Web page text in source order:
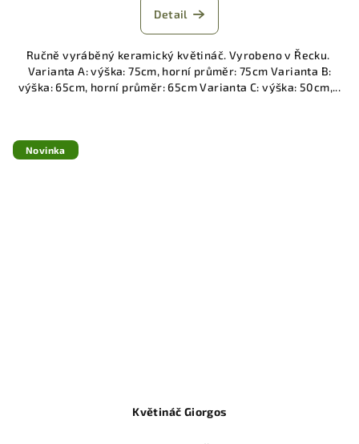
Detail
Ručně vyráběný keramický květináč. Vyrobeno v Řecku.
Varianta A: výška: 75cm, horní průměr: 75cm Varianta B:
výška: 65cm, horní průměr: 65cm Varianta C: výška: 50cm,...
Novinka
Květináč Giorgos